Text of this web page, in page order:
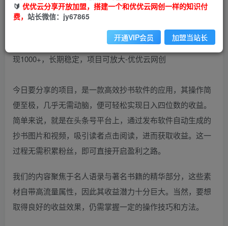
2年前更新
关注 私信
今日要分享的项目，是一款高效抄书软件的应用，其操作简
便至极，几乎无需动脑，便可轻松实现日入四位数的收益。
简单来说，就是在头条号平台上，通过发布软件自动生成的
抄书图片和视频，吸引读者点击阅读，进而获取收益。这一
过程无需积累粉丝，即可直接开启盈利之路。
我们的内容聚焦于名人语录与著名书籍的精华部分，这些素
材自带高流量属性，因此其收益潜力十分巨大。当然，要想
取得良好的收益效果，仍需掌握一定的操作技巧和方法。
🔰 优优云分享开放加盟，搭建一个和优优云网创一样的知识付
费， 站长微信：jy67865
开通VIP会员 加盟当站长